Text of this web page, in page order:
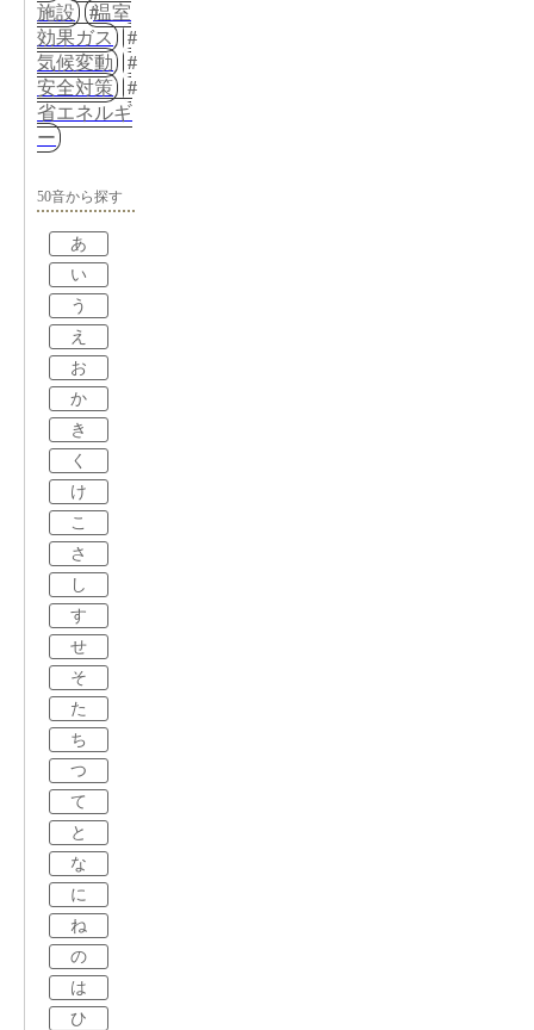
施設
温室
効果ガス
気候変動
安全対策
省エネルギ
ー
50音から探す
あ
い
う
え
お
か
き
く
け
こ
さ
し
す
せ
そ
た
ち
つ
て
と
な
に
ね
の
は
ひ